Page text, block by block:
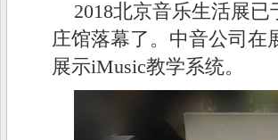
2018北京音乐生活展
庄馆落幕了。中音公司在
展示iMusic教学系统。